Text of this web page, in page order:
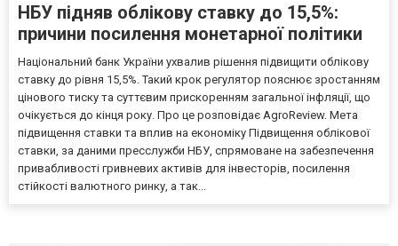
НБУ підняв облікову ставку до 15,5%:
причини посилення монетарної політики
Національний банк України ухвалив рішення підвищити облікову
ставку до рівня 15,5%. Такий крок регулятор пояснює зростанням
цінового тиску та суттєвим прискоренням загальної інфляції, що
очікується до кінця року. Про це розповідає AgroReview. Мета
підвищення ставки та вплив на економіку Підвищення облікової
ставки, за даними пресслужби НБУ, спрямоване на забезпечення
привабливості гривневих активів для інвесторів, посилення
стійкості валютного ринку, а так...